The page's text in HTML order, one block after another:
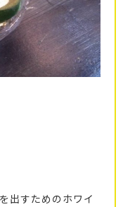
出すためのホワイ